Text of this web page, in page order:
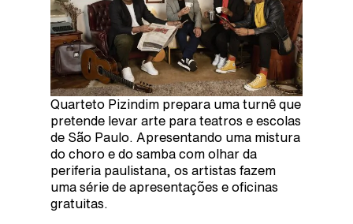
Quarteto Pizindim prepara uma turnê que
pretende levar arte para teatros e escolas
de São Paulo. Apresentando uma mistura
do choro e do samba com olhar da
periferia paulistana, os artistas fazem
uma série de apresentações e oficinas
gratuitas.